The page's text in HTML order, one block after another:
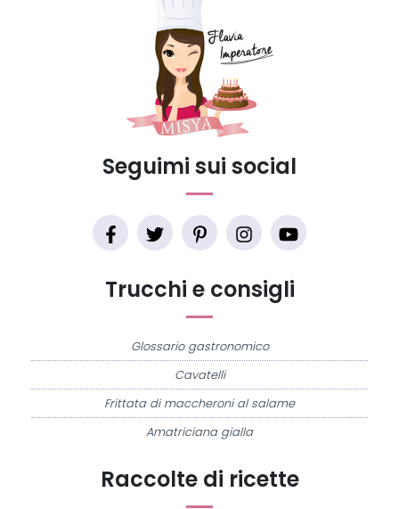
Raccolte di ricette
Trucchi e consigli
Glossario gastronomico
Cavatelli
Frittata di maccheroni al salame
Amatriciana gialla
Seguimi sui social